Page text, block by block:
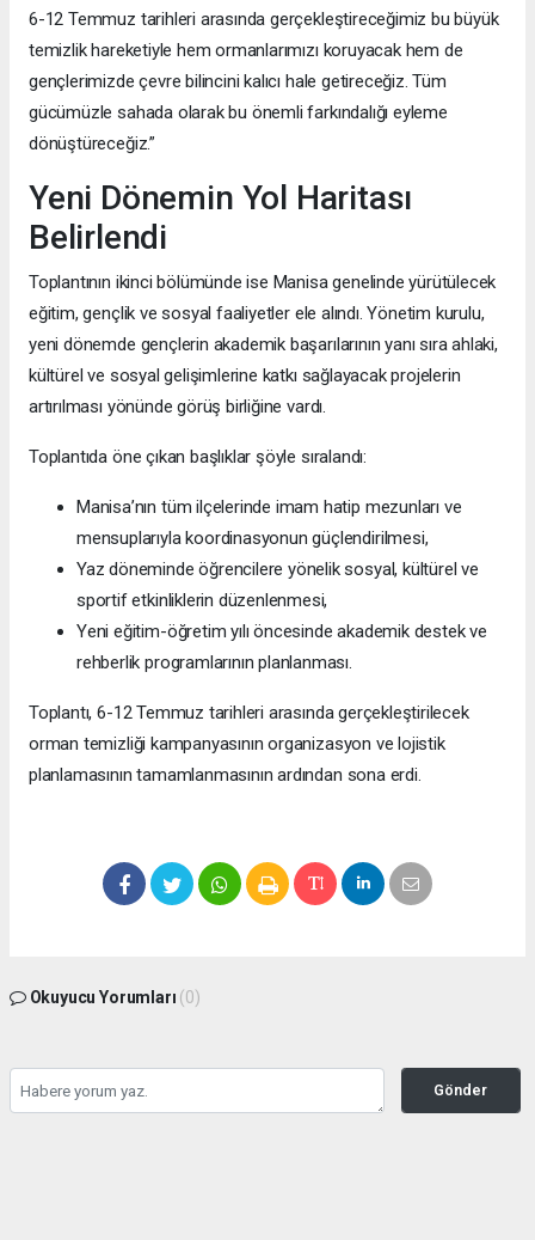
6-12 Temmuz tarihleri arasında gerçekleştireceğimiz bu büyük
temizlik hareketiyle hem ormanlarımızı koruyacak hem de
gençlerimizde çevre bilincini kalıcı hale getireceğiz. Tüm
gücümüzle sahada olarak bu önemli farkındalığı eyleme
dönüştüreceğiz.”
Yeni Dönemin Yol Haritası
Belirlendi
Toplantının ikinci bölümünde ise Manisa genelinde yürütülecek
eğitim, gençlik ve sosyal faaliyetler ele alındı. Yönetim kurulu,
yeni dönemde gençlerin akademik başarılarının yanı sıra ahlaki,
kültürel ve sosyal gelişimlerine katkı sağlayacak projelerin
artırılması yönünde görüş birliğine vardı.
Toplantıda öne çıkan başlıklar şöyle sıralandı:
Manisa’nın tüm ilçelerinde imam hatip mezunları ve
mensuplarıyla koordinasyonun güçlendirilmesi,
Yaz döneminde öğrencilere yönelik sosyal, kültürel ve
sportif etkinliklerin düzenlenmesi,
Yeni eğitim-öğretim yılı öncesinde akademik destek ve
rehberlik programlarının planlanması.
Toplantı, 6-12 Temmuz tarihleri arasında gerçekleştirilecek
orman temizliği kampanyasının organizasyon ve lojistik
planlamasının tamamlanmasının ardından sona erdi.
Okuyucu Yorumları (0)
Gönder